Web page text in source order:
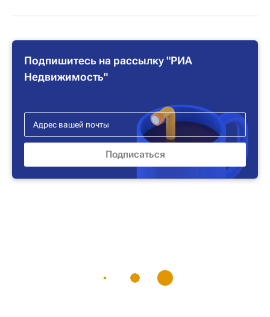
Подпишитесь на рассылку "РИА
Недвижимость"